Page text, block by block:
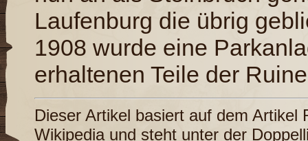
Laufenburg die übrig
1908 wurde eine
erhaltenen Teile der
Dieser Artikel basiert auf dem Artikel
Wikipediaund steht unter der